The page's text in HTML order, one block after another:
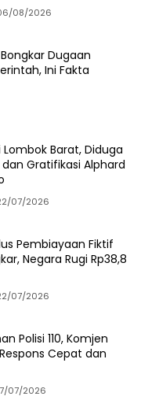
08/2026
Dugaan
Ini Fakta
Lombok Barat, Diduga
dan Gratifikasi Alphard
07/2026
Pembiayaan Fiktif
Negara Rugi Rp38,8
07/2026
Polisi 110, Komjen
Cepat dan
07/2026